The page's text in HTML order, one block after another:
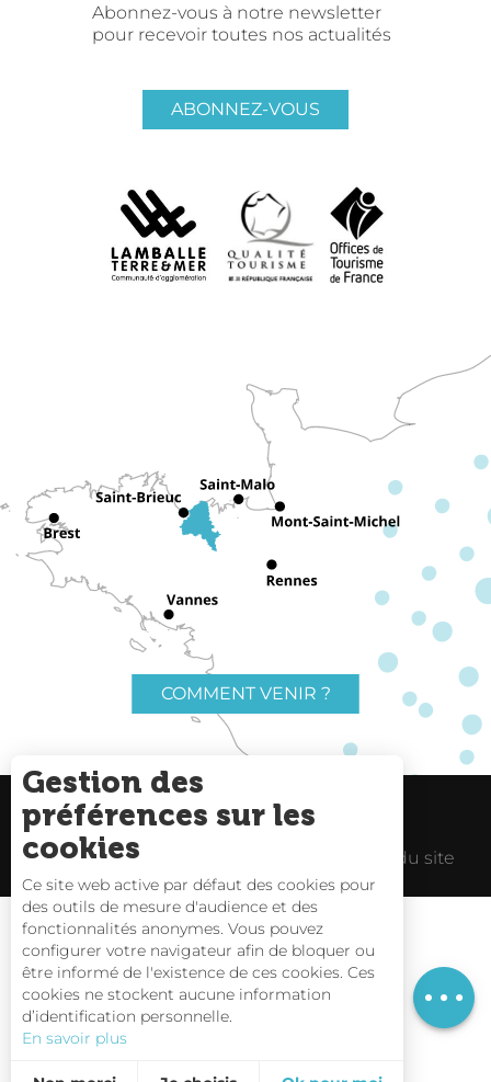
Horaires
Abonnez-vous à notre newsletter
pour recevoir toutes nos actualités
ABONNEZ-VOUS
COMMENT VENIR ?
Charte du voyageur Liens utiles
Espace Pro Plan du site
Carte interactive
Gestion des
préférences sur les
cookies
Ce site web active par défaut des cookies pour
des outils de mesure d'audience et des
fonctionnalités anonymes. Vous pouvez
configurer votre navigateur afin de bloquer ou
être informé de l'existence de ces cookies. Ces
cookies ne stockent aucune information
d’identification personnelle.
En savoir plus